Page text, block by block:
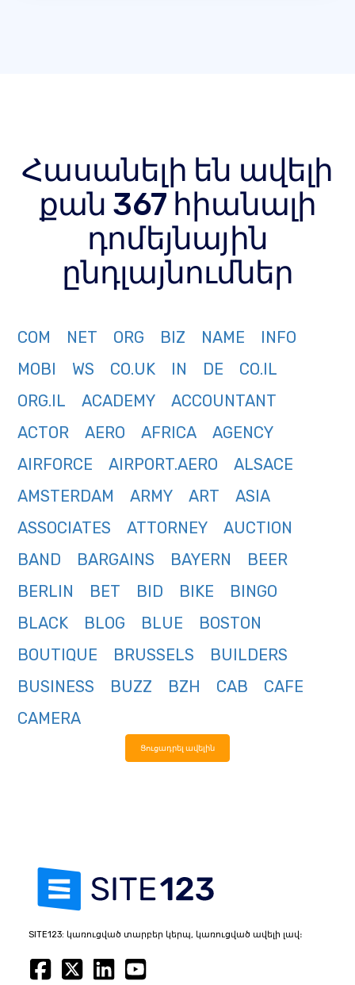
Հասանելի են ավելի
քան 367 հիանալի
դոմեյնային
ընդլայնումներ
COM NET ORG BIZ NAME
INFO
MOBI
WS CO.UK IN DE
CO.IL
ORG.IL
ACADEMY
ACCOUNTANT
ACTOR
AERO AFRICA
AGENCY
AIRFORCE
AIRPORT.AERO
ALSACE
AMSTERDAM
ARMY ART
ASIA
ASSOCIATES
ATTORNEY
AUCTION
BAND
BARGAINS BAYERN
BEER
BERLIN
BET BID BIKE
BINGO
BLACK
BLOG BLUE
BOSTON
BOUTIQUE
BRUSSELS
BUILDERS
BUSINESS
BUZZ BZH CAB
CAFE
CAMERA
Ցուցադրել ավելին
SITE123: կառուցված տարբեր կերպ, կառուցված ավելի լավ։